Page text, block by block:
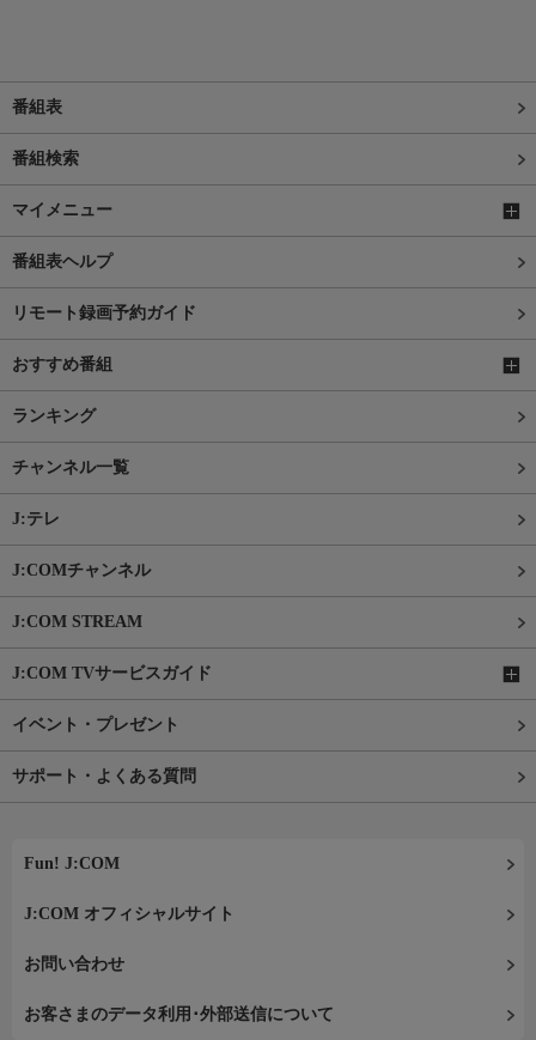
番組表
番組検索
マイメニュー
番組表ヘルプ
リモート録画予約ガイド
おすすめ番組
ランキング
チャンネル一覧
J:テレ
J:COMチャンネル
J:COM STREAM
J:COM TVサービスガイド
イベント・プレゼント
サポート・よくある質問
Fun! J:COM
J:COM オフィシャルサイト
お問い合わせ
お客さまのデータ利用･外部送信について